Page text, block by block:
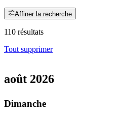
Affiner la recherche
110 résultats
Tout supprimer
août 2026
Dimanche